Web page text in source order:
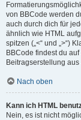
von BBCode werden
auch durch dich für
ähnlich wie HTML
spitzen („<“ und „>“)
BBCode findest du
Beitragserstellung
Nach oben
Kann ich HTML
Nein, es ist nicht